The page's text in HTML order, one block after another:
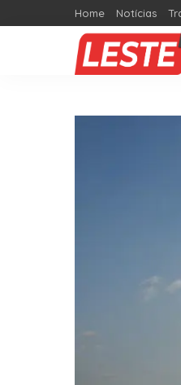
Home Notícias